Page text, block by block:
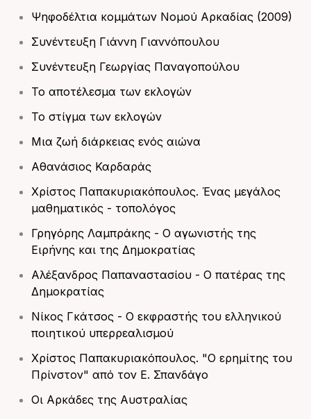
Ψηφοδέλτια κομμάτων Νομού Αρκαδίας (2009)
Συνέντευξη Γιάννη Γιαννόπουλου
Συνέντευξη Γεωργίας Παναγοπούλου
Το αποτέλεσμα των εκλογών
Το στίγμα των εκλογών
Μια ζωή διάρκειας ενός αιώνα
Αθανάσιος Καρδαράς
Χρίστος Παπακυριακόπουλος. Ένας μεγάλος
μαθηματικός - τοπολόγος
Γρηγόρης Λαμπράκης - Ο αγωνιστής της
Ειρήνης και της Δημοκρατίας
Αλέξανδρος Παπαναστασίου - Ο πατέρας της
Δημοκρατίας
Νίκος Γκάτσος - Ο εκφραστής του ελληνικού
ποιητικού υπερρεαλισμού
Χρίστος Παπακυριακόπουλος. "Ο ερημίτης του
Πρίνστον" από τον Ε. Σπανδάγο
Οι Αρκάδες της Αυστραλίας